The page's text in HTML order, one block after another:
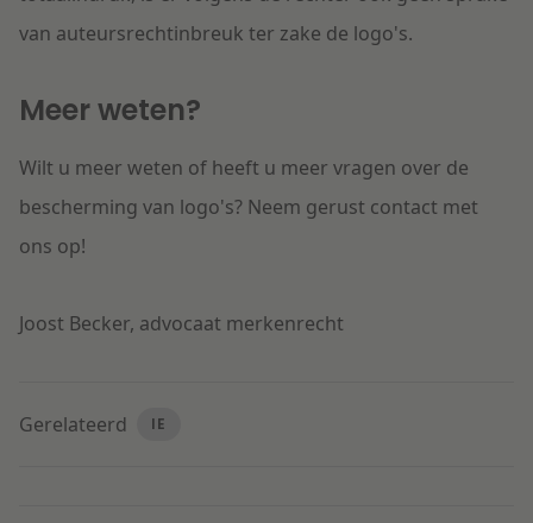
van auteursrechtinbreuk ter zake de logo's.
Meer weten?
Wilt u meer weten of heeft u meer vragen over de
bescherming van logo's? Neem gerust contact met
ons op!
Joost Becker, advocaat merkenrecht
Gerelateerd IE